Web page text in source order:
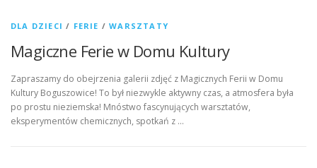
DLA DZIECI / FERIE /WARSZTATY
Magiczne Ferie w Domu Kultury
Zapraszamy do obejrzenia galerii zdjęć z Magicznych Ferii w Domu
Kultury Boguszowice! To był niezwykle aktywny czas, a atmosfera była
po prostu nieziemska! Mnóstwo fascynujących warsztatów,
eksperymentów chemicznych, spotkań z …